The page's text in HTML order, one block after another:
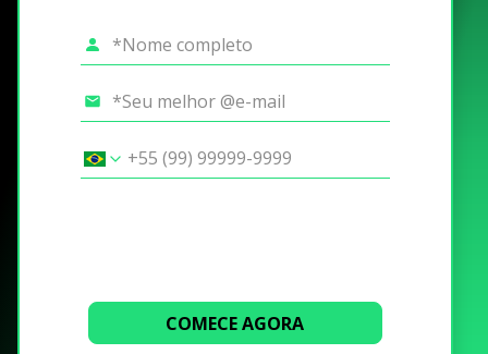
COMECE AGORA